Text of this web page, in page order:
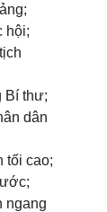
hội;
Bí thư;
dân
tối cao;
ngang